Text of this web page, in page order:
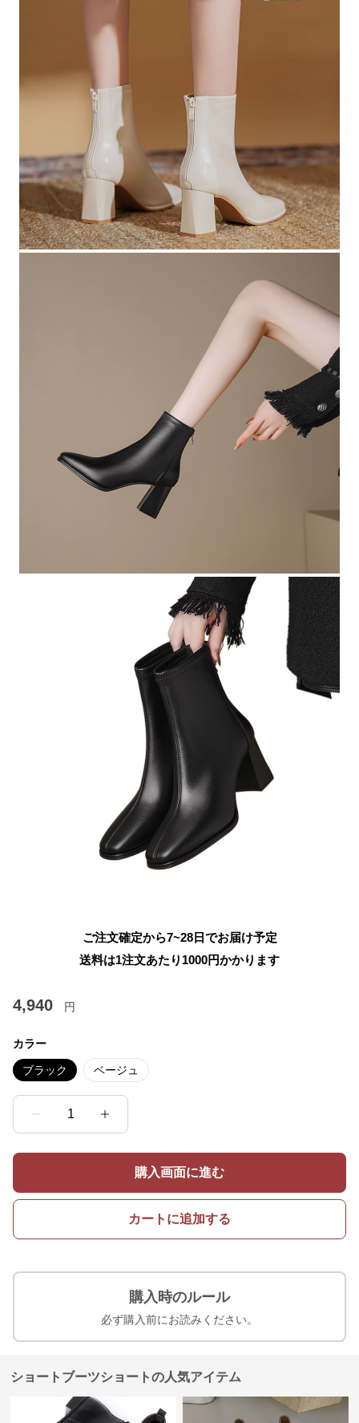
ご注文確定から7~28日でお届け予定
送料は1注文あたり 1000円かかります
4,940 円
カラー
ブラック ベージュ
1
購入画面に進む
カートに追加する
購入時のルール
必ず購入前にお読みください。
ショートブーツショートの人気アイテム